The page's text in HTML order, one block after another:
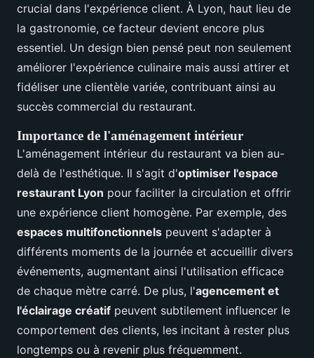
crucial dans l'expérience client. À Lyon, haut lieu de
la gastronomie, ce facteur devient encore plus
essentiel. Un design bien pensé peut non seulement
améliorer l'expérience culinaire mais aussi attirer et
fidéliser une clientèle variée, contribuant ainsi au
succès commercial du restaurant.
Importance de l'aménagement intérieur
L'aménagement intérieur du restaurant va bien au-
delà de l'esthétique. Il s'agit d'optimiser l'espace
restaurant Lyon pour faciliter la circulation et offrir
une expérience client homogène. Par exemple, des
espaces multifonctionnels peuvent s'adapter à
différents moments de la journée et accueillir divers
événements, augmentant ainsi l'utilisation efficace
de chaque mètre carré. De plus, l'agencement et
l'éclairage créatif peuvent subtilement influencer le
comportement des clients, les incitant à rester plus
longtemps ou à revenir plus fréquemment.